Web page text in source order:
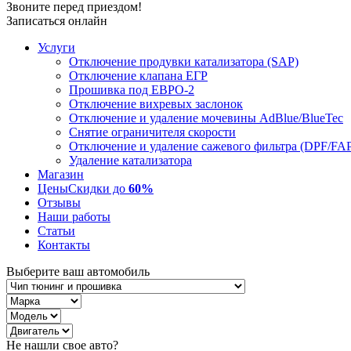
Звоните перед приездом!
Записаться онлайн
Услуги
Отключение продувки катализатора (SAP)
Отключение клапана ЕГР
Прошивка под ЕВРО-2
Отключение вихревых заслонок
Отключение и удаление мочевины AdBlue/BlueTec
Снятие ограничителя скорости
Отключение и удаление сажевого фильтра (DPF/
Удаление катализатора
Магазин
ЦеныСкидки до 60%
Отзывы
Наши работы
Статьи
Контакты
Выберите ваш автомобиль
Не нашли свое авто?